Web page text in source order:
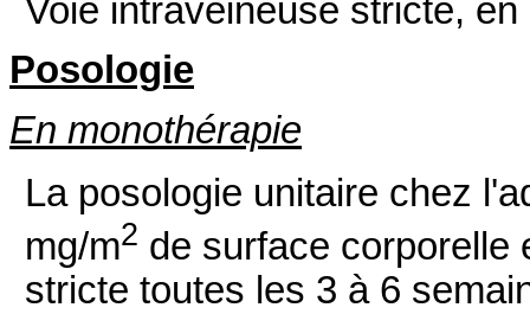
Voie intraveineuse stricte,
Posologie
En monothérapie
La posologie unitaire chez
mg/m2 de surface corporelle
stricte toutes les 3 à 6